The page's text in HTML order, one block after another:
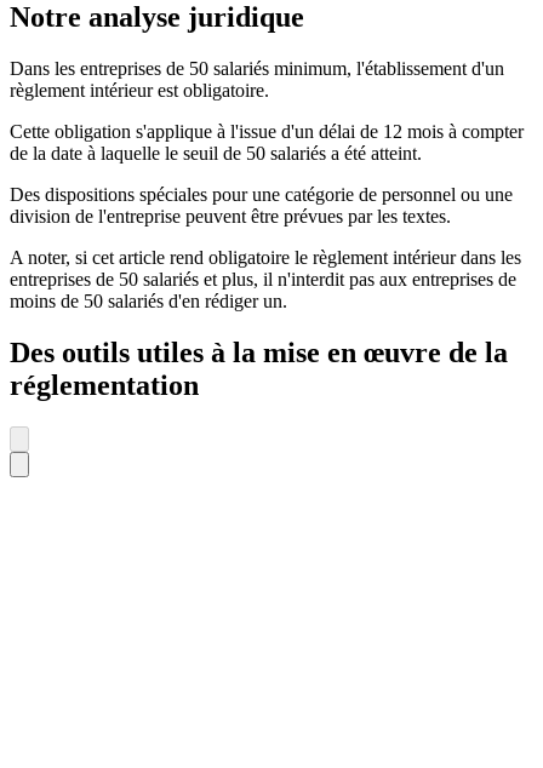
Notre analyse juridique
Dans les entreprises de 50 salariés minimum, l'établissement d'un
règlement intérieur est obligatoire.
Cette obligation s'applique à l'issue d'un délai de 12 mois à compter
de la date à laquelle le seuil de 50 salariés a été atteint.
Des dispositions spéciales pour une catégorie de personnel ou une
division de l'entreprise peuvent être prévues par les textes.
A noter, si cet article rend obligatoire le règlement intérieur dans les
entreprises de 50 salariés et plus, il n'interdit pas aux entreprises de
moins de 50 salariés d'en rédiger un.
Des outils utiles à la mise en œuvre de la
réglementation